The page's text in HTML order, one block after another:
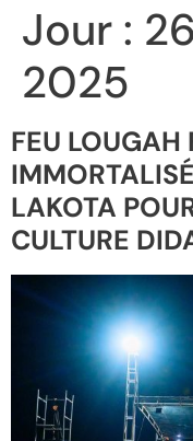
Jour :
2025
FEU LOUGAH
LAKOTA
CULTURE